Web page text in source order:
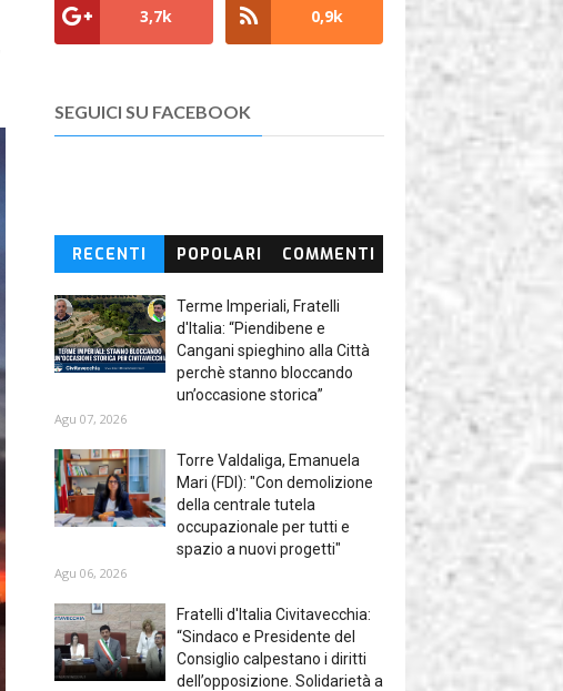
3,7k 0,9k
SEGUICI SU FACEBOOK
RECENTI POPOLARI COMMENTI
Terme Imperiali, Fratelli
d'Italia: “Piendibene e
Cangani spieghino alla Città
perchè stanno bloccando
un’occasione storica”
Agu 07, 2026
Torre Valdaliga, Emanuela
Mari (FDI): "Con demolizione
della centrale tutela
occupazionale per tutti e
spazio a nuovi progetti"
Agu 06, 2026
Fratelli d'Italia Civitavecchia:
“Sindaco e Presidente del
Consiglio calpestano i diritti
dell’opposizione. Solidarietà a